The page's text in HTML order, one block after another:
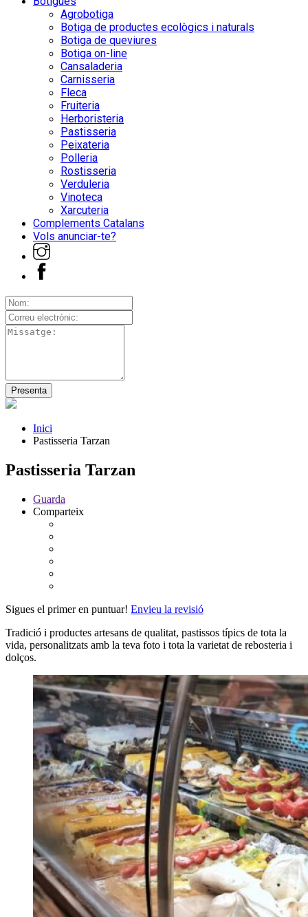
Agrobotiga
Botiga de productes ecològics i naturals
Botiga de queviures
Botiga on-line
Cansaladeria
Carnisseria
Fleca
Fruiteria
Herboristeria
Pastisseria
Peixateria
Polleria
Rostisseria
Verduleria
Vinoteca
Xarcuteria
Complements Catalans
Vols anunciar-te?
Inici
Pastisseria Tarzan
Pastisseria Tarzan
Guarda
Comparteix
Sigues el primer en puntuar! Envieu la revisió
Tradició i productes artesans de qualitat, pastissos típics de tota la
vida, personalitzats amb la teva foto i tota la varietat de rebosteria i
dolços.